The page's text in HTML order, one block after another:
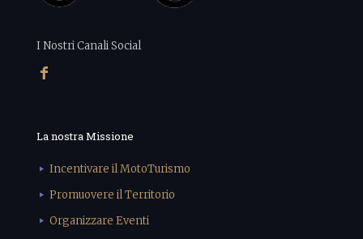
I Nostri Canali Social
La nostra Missione
Incentivare il MotoTurismo
Promuovere il Territorio
Organizzare Eventi